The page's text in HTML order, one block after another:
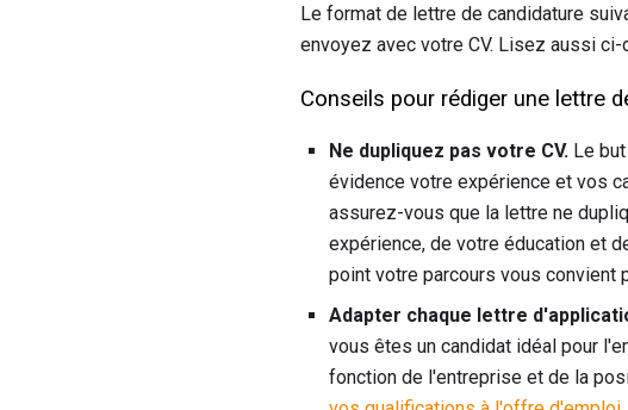
Le format de lettre de candidature
envoyez avec votre CV. Lisez aussi
Conseils pour rédiger une lettre
Ne dupliquez pas votre CV. Le
évidence votre expérience et vos
assurez-vous que la lettre ne
expérience, de votre éducation et
point votre parcours vous convient
Adapter chaque lettre
vous êtes un candidat idéal pour
fonction de l'entreprise et de la